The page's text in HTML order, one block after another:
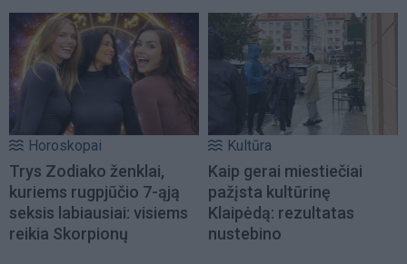
Horoskopai
Trys Zodiako ženklai,
kuriems rugpjūčio 7-ąją
seksis labiausiai: visiems
reikia Skorpionų
Kultūra
Kaip gerai miestiečiai
pažįsta kultūrinę
Klaipėdą: rezultatas
nustebino